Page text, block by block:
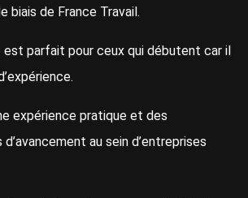
biais de France Travail.
est parfait pour ceux qui débutent car il
expérience pratique et des
au sein d’entreprises